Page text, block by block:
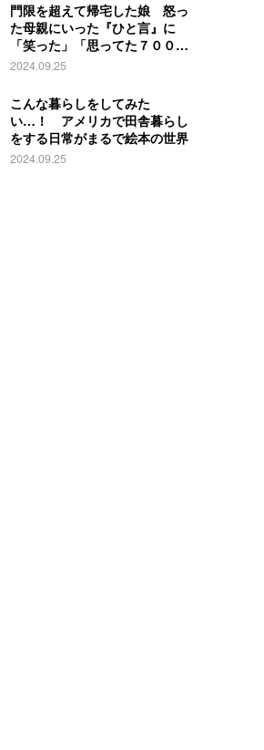
門限を超えて帰宅した娘 怒っ
た母親にいった『ひと言』に
「笑った」「思ってた７００倍
特殊」
2024.09.25
こんな暮らしをしてみた
い…！ アメリカで田舎暮らし
をする日常がまるで絵本の世界
2024.09.25